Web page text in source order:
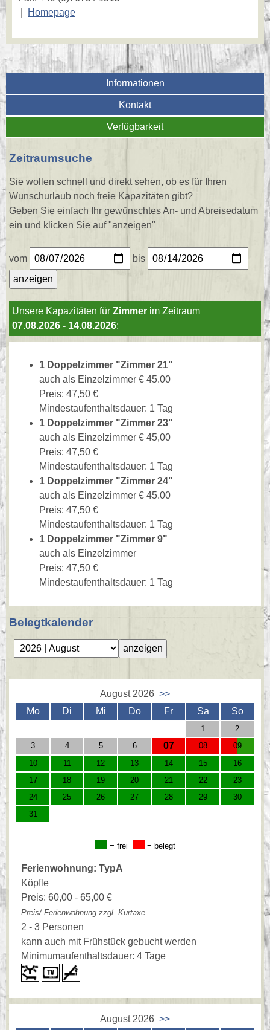
Homepage
Informationen
Kontakt
Verfügbarkeit
Zeitraumsuche
Sie wollen schnell und direkt sehen, ob es für Ihren
Wunschurlaub noch freie Kapazitäten gibt?
Geben Sie einfach Ihr gewünschtes An- und Abreisedatum
ein und klicken Sie auf "anzeigen"
vom bis
Unsere Kapazitäten für Zimmer im Zeitraum
07.08.2026 - 14.08.2026:
1 Doppelzimmer "Zimmer 21"
auch als Einzelzimmer € 45.00
Preis: 47,50 €
Mindestaufenthaltsdauer: 1 Tag
1 Doppelzimmer "Zimmer 23"
auch als Einzelzimmer € 45,00
Preis: 47,50 €
Mindestaufenthaltsdauer: 1 Tag
1 Doppelzimmer "Zimmer 24"
auch als Einzelzimmer € 45.00
Preis: 47,50 €
Mindestaufenthaltsdauer: 1 Tag
1 Doppelzimmer "Zimmer 9"
auch als Einzelzimmer
Preis: 47,50 €
Mindestaufenthaltsdauer: 1 Tag
Belegtkalender
August 2026 >>
Mo
Di Mi Do Fr Sa So
1
2
3
4 5 6 07 08
09
10
11 12 13 14 15
16
17
18 19 20 21 22
23
24
25 26 27 28 29
30
31
= frei = belegt
Ferienwohnung: TypA
Köpfle
Preis: 60,00 - 65,00 €
Preis/ Ferienwohnung zzgl. Kurtaxe
2 - 3 Personen
kann auch mit Frühstück gebucht werden
Minimumaufenthaltsdauer: 4 Tage
August 2026 >>